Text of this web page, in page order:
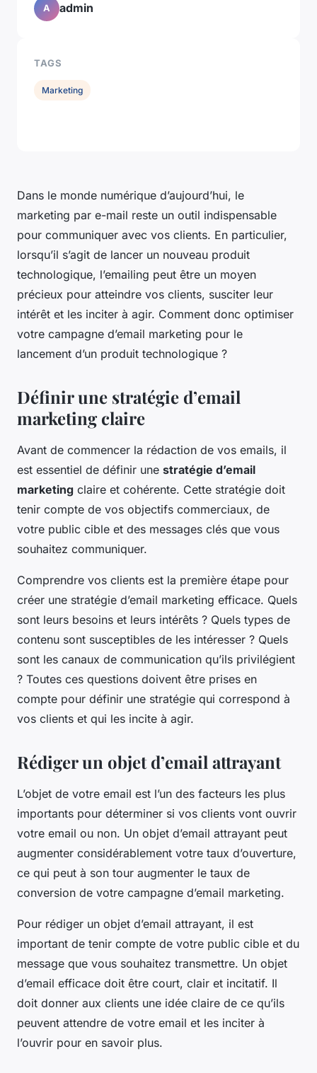
Dans le monde numérique d’aujourd’hui, le
marketing par e-mail reste un outil indispensable
pour communiquer avec vos clients. En particulier,
lorsqu’il s’agit de lancer un nouveau produit
technologique, l’emailing peut être un moyen
précieux pour atteindre vos clients, susciter leur
intérêt et les inciter à agir. Comment donc optimiser
votre campagne d’email marketing pour le
lancement d’un produit technologique ?
Définir une stratégie d’email
marketing claire
Avant de commencer la rédaction de vos emails, il
est essentiel de définir une stratégie d’email
marketing claire et cohérente. Cette stratégie doit
tenir compte de vos objectifs commerciaux, de
votre public cible et des messages clés que vous
souhaitez communiquer.
Comprendre vos clients est la première étape pour
créer une stratégie d’email marketing efficace. Quels
sont leurs besoins et leurs intérêts ? Quels types de
contenu sont susceptibles de les intéresser ? Quels
sont les canaux de communication qu’ils privilégient
? Toutes ces questions doivent être prises en
compte pour définir une stratégie qui correspond à
vos clients et qui les incite à agir.
Rédiger un objet d’email attrayant
L’objet de votre email est l’un des facteurs les plus
importants pour déterminer si vos clients vont ouvrir
votre email ou non. Un objet d’email attrayant peut
augmenter considérablement votre taux d’ouverture,
ce qui peut à son tour augmenter le taux de
conversion de votre campagne d’email marketing.
Pour rédiger un objet d’email attrayant, il est
important de tenir compte de votre public cible et du
message que vous souhaitez transmettre. Un objet
d’email efficace doit être court, clair et incitatif. Il
doit donner aux clients une idée claire de ce qu’ils
peuvent attendre de votre email et les inciter à
l’ouvrir pour en savoir plus.
A admin
TAGS
Marketing